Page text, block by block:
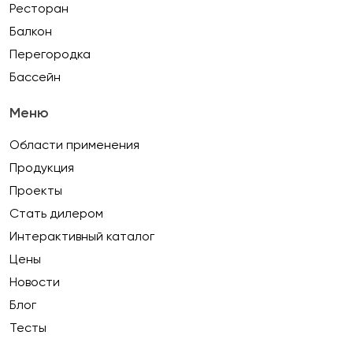
Ресторан
Балкон
Перегородка
Бассейн
Меню
Области применения
Продукция
Проекты
Стать дилером
Интерактивный каталог
Цены
Новости
Блог
Тесты